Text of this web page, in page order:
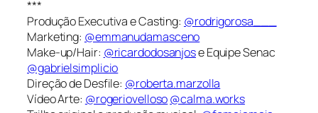
***
Produção Executiva e Casting: @rodrigorosa___
Marketing: @emmanudamasceno
Make-up/Hair: @ricardodosanjose Equipe Senac
@gabrielsimplicio
Direção de Desfile: @roberta.marzolla
Vídeo Arte: @rogeriovelloso@calma.works